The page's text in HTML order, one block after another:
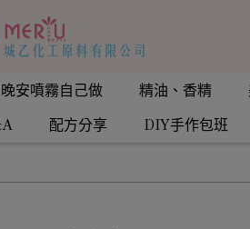
晚安噴霧自己做 精油、香精
配方分享 DIY手作包班